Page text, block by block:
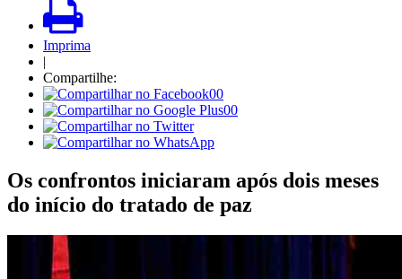
Imprima
|
Compartilhe:
00
00
Os confrontos iniciaram após dois meses
do início do tratado de paz